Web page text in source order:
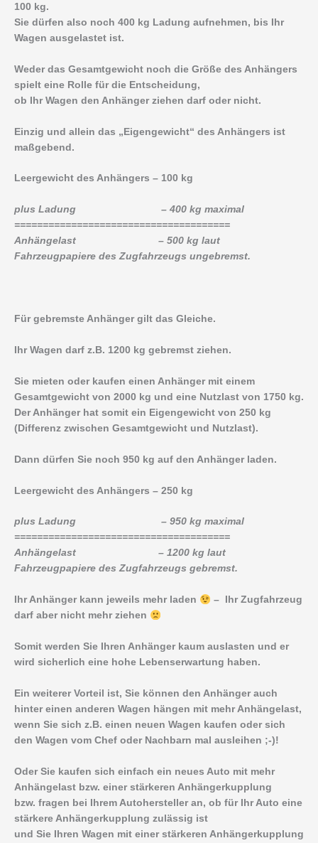
100 kg.
Sie dürfen also noch 400 kg Ladung aufnehmen, bis Ihr
Wagen ausgelastet ist.
Weder das Gesamtgewicht noch die Größe des Anhängers
spielt eine Rolle für die Entscheidung,
ob Ihr Wagen den Anhänger ziehen darf oder nicht.
Einzig und allein das „Eigengewicht“ des Anhängers ist
maßgebend.
Leergewicht des Anhängers – 100 kg
plus Ladung – 400 kg maximal
======================================
Anhängelast – 500 kg laut
Fahrzeugpapiere des Zugfahrzeugs ungebremst.
Für gebremste Anhänger gilt das Gleiche.
Ihr Wagen darf z.B. 1200 kg gebremst ziehen.
Sie mieten oder kaufen einen Anhänger mit einem
Gesamtgewicht von 2000 kg und eine Nutzlast von 1750 kg.
Der Anhänger hat somit ein Eigengewicht von 250 kg
(Differenz zwischen Gesamtgewicht und Nutzlast).
Dann dürfen Sie noch 950 kg auf den Anhänger laden.
Leergewicht des Anhängers – 250 kg
plus Ladung – 950 kg maximal
======================================
Anhängelast – 1200 kg laut
Fahrzeugpapiere des Zugfahrzeugs gebremst.
Ihr Anhänger kann jeweils mehr laden
– Ihr Zugfahrzeug
darf aber nicht mehr ziehen
Somit werden Sie Ihren Anhänger kaum auslasten und er
wird sicherlich eine hohe Lebenserwartung haben.
Ein weiterer Vorteil ist, Sie können den Anhänger auch
hinter einen anderen Wagen hängen mit mehr Anhängelast,
wenn Sie sich z.B. einen neuen Wagen kaufen oder sich
den Wagen vom Chef oder Nachbarn mal ausleihen ;-)!
Oder Sie kaufen sich einfach ein neues Auto mit mehr
Anhängelast bzw. einer stärkeren Anhängerkupplung
bzw. fragen bei Ihrem Autohersteller an, ob für Ihr Auto eine
stärkere Anhängerkupplung zulässig ist
und Sie Ihren Wagen mit einer stärkeren Anhängerkupplung